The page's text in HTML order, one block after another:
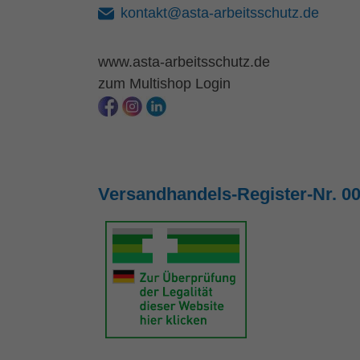
kontakt@asta-arbeitsschutz.de
www.asta-arbeitsschutz.de
zum Multishop Login
Versandhandels-Register-Nr.